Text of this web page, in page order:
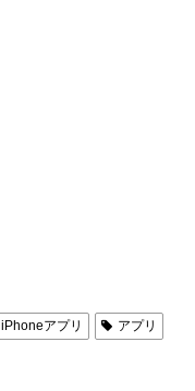
iPhoneアプリ
アプリ